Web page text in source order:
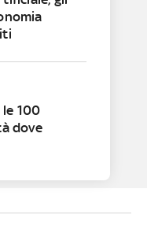
le 100
dove